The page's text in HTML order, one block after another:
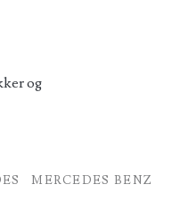
og
MERCEDES BENZ